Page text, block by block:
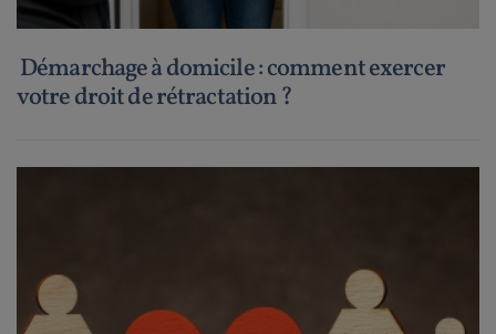
Démarchage à domicile : comment exercer
votre droit de rétractation ?